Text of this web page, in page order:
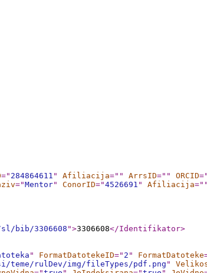
=" 284864611 " Afiliacija=" " ArrsID=" " ORCID="
="Mentor" ConorID="4526691 " Afiliacija=" "
bib/3306608">3306608</Identifikator>
" FormatDatotekeID=" 2 " FormatDatoteke
rulDev/img/fileTypes/pdf.png "